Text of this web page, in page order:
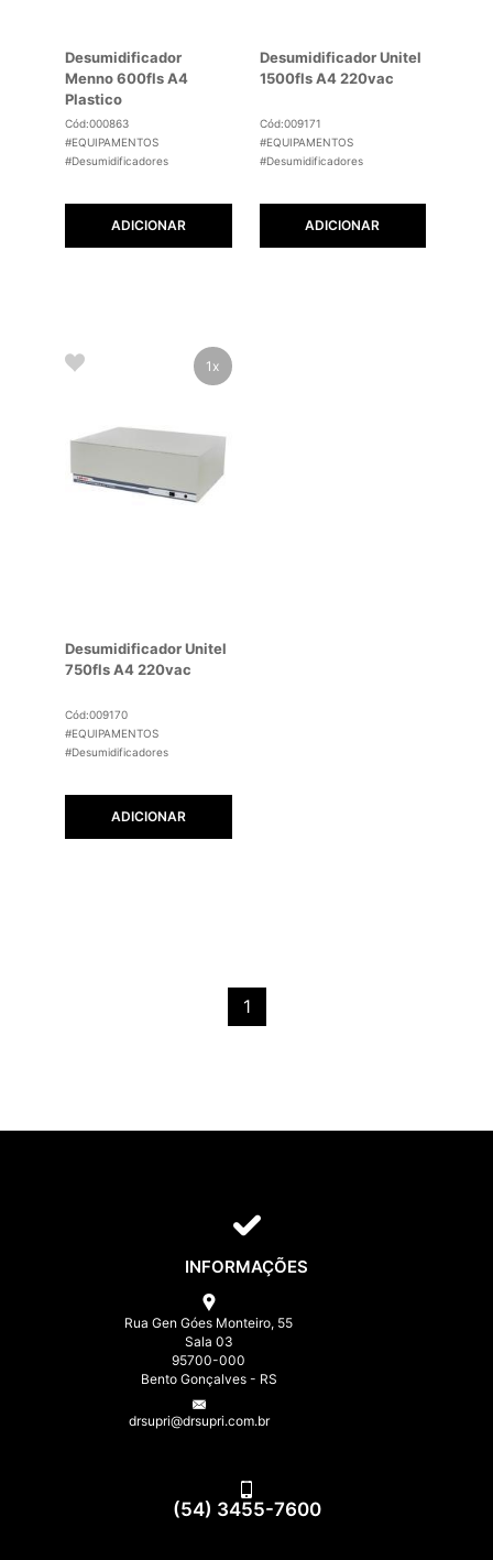
Desumidificador
Menno 600fls A4
Plastico
Cód:000863
#EQUIPAMENTOS
#Desumidificadores
ADICIONAR
Desumidificador Unitel
1500fls A4 220vac
Cód:009171
#EQUIPAMENTOS
#Desumidificadores
ADICIONAR
1x
Desumidificador Unitel
750fls A4 220vac
Cód:009170
#EQUIPAMENTOS
#Desumidificadores
ADICIONAR
1
INFORMAÇÕES
Rua Gen Góes Monteiro, 55
Sala 03
95700-000
Bento Gonçalves - RS
drsupri@drsupri.com.br
(54) 3455-7600